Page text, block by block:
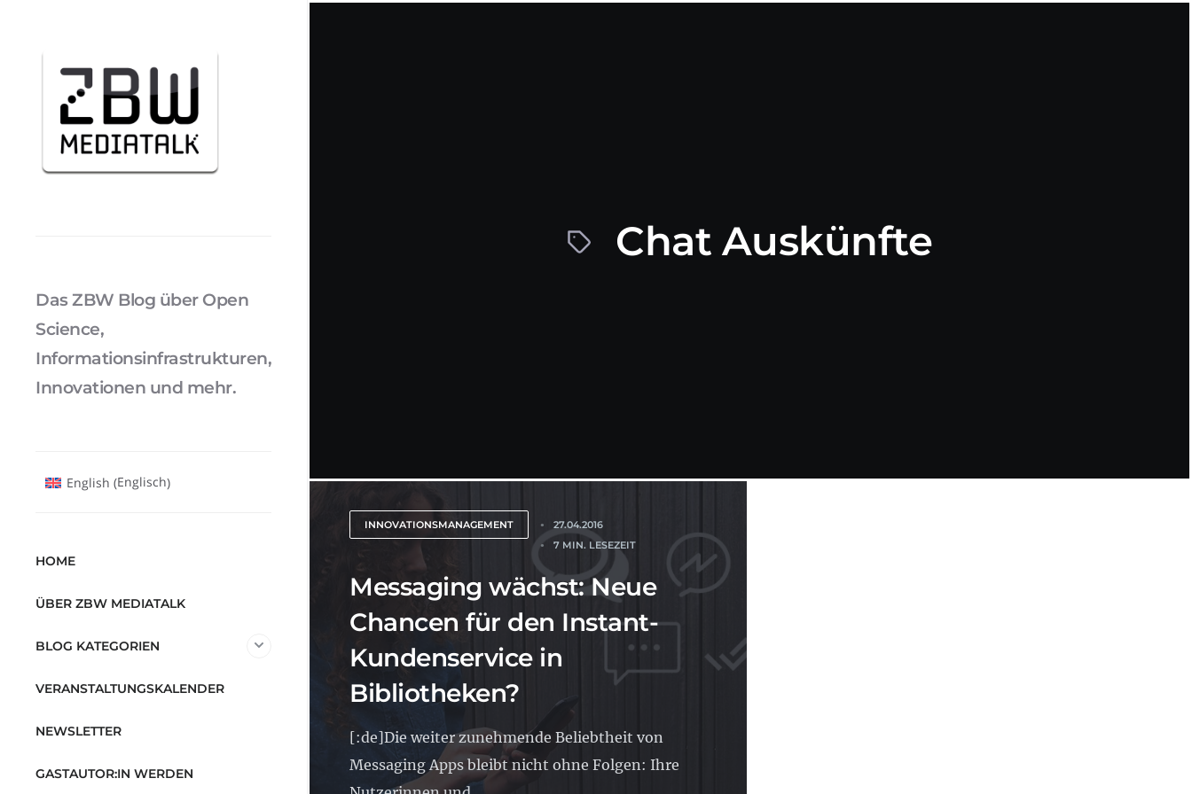
Chat Auskünfte
INNOVATIONSMANAGEMENT
27.04.2016
7 MIN. LESEZEIT
Messaging wächst: Neue
Chancen für den Instant-
Kundenservice in
Bibliotheken?
[:de]Die weiter zunehmende Beliebtheit von
Messaging Apps bleibt nicht ohne Folgen: Ihre
Das ZBW Blog über Open
Science,
Informationsinfrastrukturen,
Innovationen und mehr.
English (Englisch)
HOME
ÜBER ZBW MEDIATALK
BLOG KATEGORIEN
VERANSTALTUNGSKALENDER
NEWSLETTER
GASTAUTOR:IN WERDEN